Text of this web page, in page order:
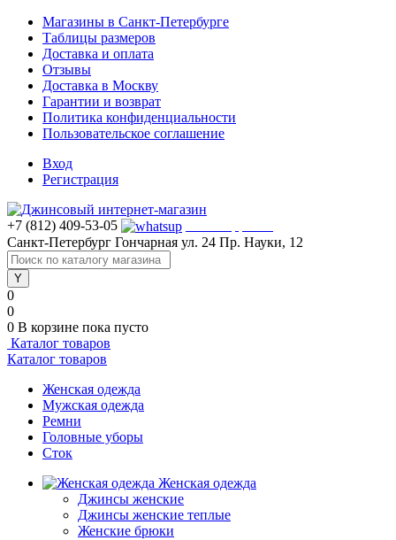
Магазины в Санкт-Петербурге
Таблицы размеров
Доставка и оплата
Отзывы
Доставка в Москву
Гарантии и возврат
Политика конфиденциальности
Пользовательское соглашение
Вход
Регистрация
+7 (812) 409-53-05
Санкт-Петербург Гончарная ул. 24 Пр. Науки, 12
0
0
0 В корзине пока пусто
Каталог товаров
Каталог товаров
Женская одежда
Мужская одежда
Ремни
Головные уборы
Сток
Женская одежда
Джинсы женские
Джинсы женские теплые
Женские брюки